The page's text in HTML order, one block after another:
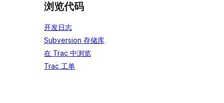
浏览代码
开发日志
Subversion 存储库
在 Trac 中浏览
Trac 工单